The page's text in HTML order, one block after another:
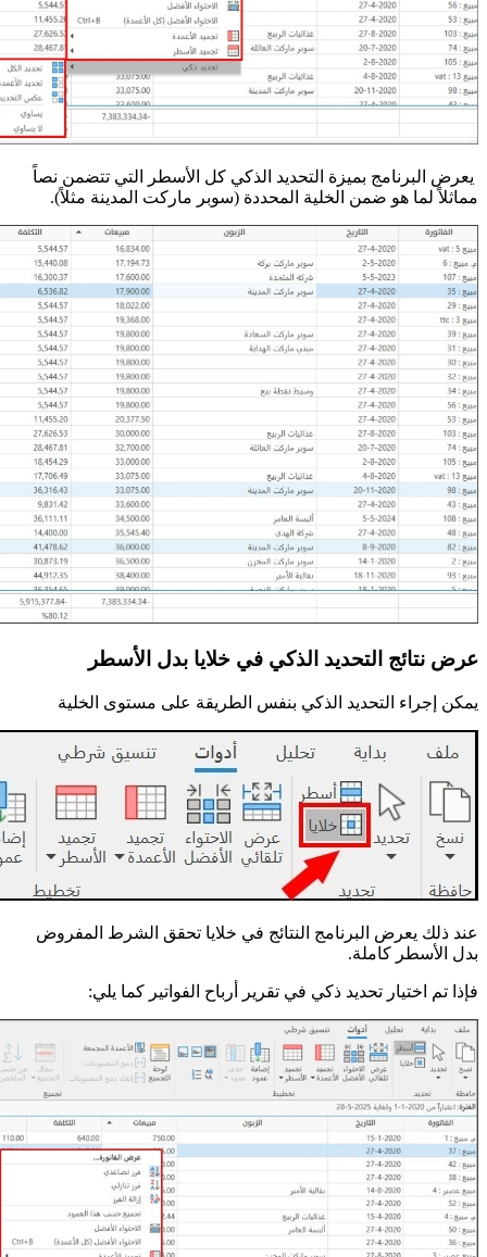
يعرض البرنامج بميزة التحديد الذكي كل الأسطر التي تتضمن نصاً
مماثلاً لما هو ضمن الخلية المحددة (سوبر ماركت المدينة مثلاً).
عرض نتائج التحديد الذكي في خلايا بدل الأسطر
يمكن إجراء التحديد الذكي بنفس الطريقة على مستوى الخلية
عند ذلك يعرض البرنامج النتائج في خلايا تحقق الشرط المفروض
بدل الأسطر كاملة.
فإذا تم اختيار تحديد ذكي في تقرير أرباح الفواتير كما يلي: